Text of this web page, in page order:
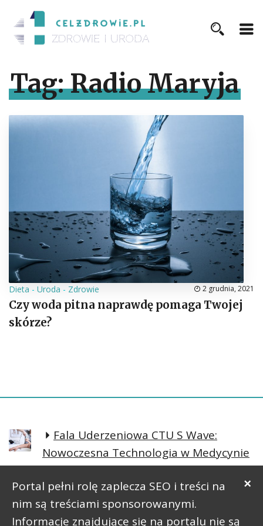
×
Portal pełni rolę zaplecza SEO i treści na
nim są treściami sponsorowanymi.
Informacje znajdujące się na portalu nie są
Tag:Radio Maryja
Dieta - Uroda - Zdrowie 2 grudnia, 2021
Czy woda pitna naprawdę pomaga Twojej
skórze?
Fala Uderzeniowa CTU S Wave:
Nowoczesna Technologia w Medycynie
Regeneracyjnej
Prosta postawa lepsze samopoczucie